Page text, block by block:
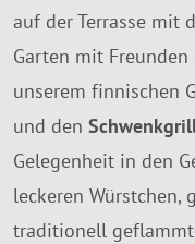
Service
Magazin
SALE %
Über Uns
auf der Terrasse mit
Garten mit
unserem finnischen
und den
Gelegenheit in den
leckeren Würstchen,
traditionell